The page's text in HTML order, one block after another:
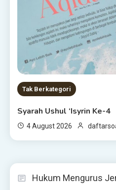
Tak Berkategori
Syarah Ushul ‘Isyrin Ke-4
4 August 2026
Hukum Mengurus